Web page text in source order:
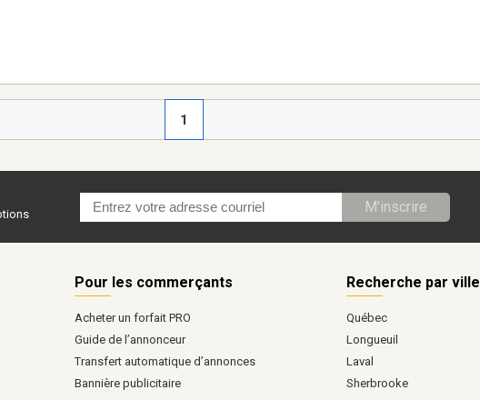
1
M'inscrire
Pour les commerçants
Acheter un forfait PRO
Guide de l’annonceur
Transfert automatique d’annonces
Bannière publicitaire
Recherche par ville
Québec
Longueuil
Laval
Sherbrooke